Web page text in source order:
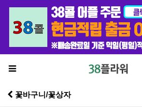
꽃바구니/꽃상자